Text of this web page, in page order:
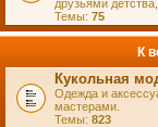
друзьями
Темы: 75
К
Кукольная
Одежда и
мастерами.
Темы: 823